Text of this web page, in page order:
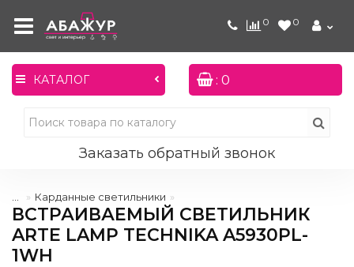
0 0
КАТАЛОГ : 0
Заказать обратный звонок
Карданные светильники
ВСТРАИВАЕМЫЙ СВЕТИЛЬНИК
ARTE LAMP TECHNIKA A5930PL-
1WH